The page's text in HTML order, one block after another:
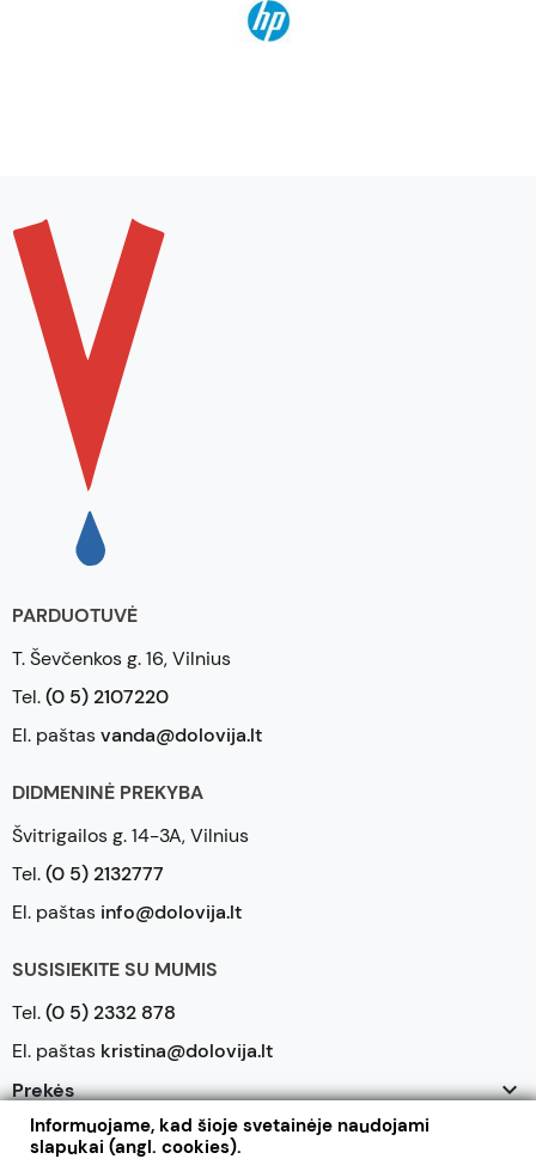
PARDUOTUVĖ
T. Ševčenkos g. 16, Vilnius
Tel.(0 5) 2107220
El. paštasvanda@dolovija.lt
DIDMENINĖ PREKYBA
Švitrigailos g. 14-3A, Vilnius
Tel.(0 5) 2132777
El. paštas info@dolovija.lt
SUSISIEKITE SU MUMIS
Tel.(0 5) 2332 878
El. paštas kristina@dolovija.lt
Prekės

Mūsų įmonė
Informuojame, kad šioje svetainėje naudojami
slapukai (angl. cookies).